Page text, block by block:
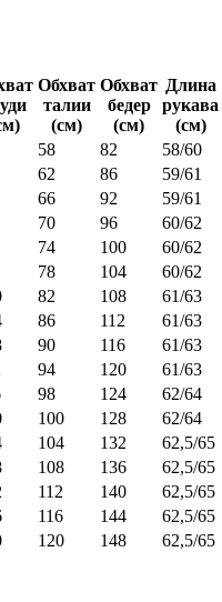
Обхват
талии
(см)
Обхват
бедер
(см)
Длина
рукава
(см)
58 82
58/60
62 86
59/61
66 92
59/61
70 96
60/62
74 100
60/62
78 104
60/62
82 108
61/63
86 112
61/63
90 116
61/63
94 120
61/63
98 124
62/64
100 128
62/64
104 132
62,5/65
108 136
62,5/65
112 140
62,5/65
116 144
62,5/65
120 148 62,5/65